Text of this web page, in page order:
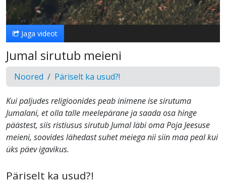
Jaga videot
Jumal sirutub meieni
Noored Päriselt ka usud?!
Kui paljudes religioonides peab inimene ise sirutuma
Jumalani, et olla talle meelepärane ja saada osa hinge
päästest, siis ristiusus sirutub Jumal läbi oma Poja Jeesuse
meieni, soovides lähedast suhet meiega nii siin maa peal kui
üks päev igavikus.
Päriselt ka usud?!